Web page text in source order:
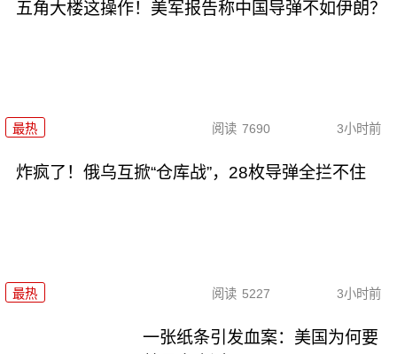
五角大楼这操作！美军报告称中国导弹不如伊朗？
最热 阅读 7690 3小时前
炸疯了！俄乌互掀“仓库战”，28枚导弹全拦不住
最热 阅读 5227 3小时前
一张纸条引发血案：美国为何要